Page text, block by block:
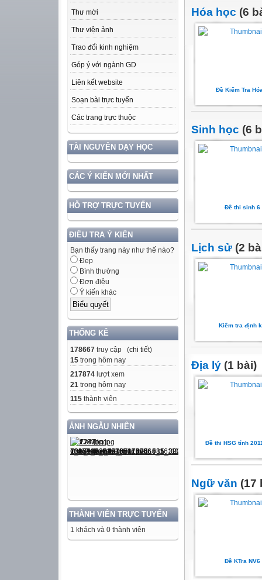
Thư mời
Thư viện ảnh
Trao đổi kinh nghiệm
Góp ý với ngành GD
Liên kết website
Soạn bài trực tuyến
Các trang trực thuộc
TÀI NGUYÊN DẠY HỌC
CÁC Ý KIẾN MỚI NHẤT
HỖ TRỢ TRỰC TUYẾN
ĐIỀU TRA Ý KIẾN
Bạn thấy trang này như thế nào?
Đẹp
Bình thường
Đơn điệu
Ý kiến khác
THỐNG KÊ
178667 truy cập (chi tiết)
15 trong hôm nay
217874 lượt xem
21 trong hôm nay
115 thành viên
ẢNH NGẪU NHIÊN
THÀNH VIÊN TRỰC TUYẾN
1 khách và 0 thành viên
Hóa học (6
Đề Kiểm Tra
Sinh học (6
Đề thi sinh 6
Lịch sử (2
Kiểm tra định
Địa lý (1 bài)
Đề thi HSG tỉnh
Ngữ văn (17
Đề KTra NV6